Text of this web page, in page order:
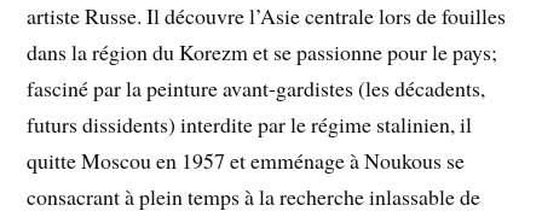
artiste Russe. Il découvre l’Asie centrale lors de fouilles
dans la région du Korezm et se passionne pour le pays;
fasciné par la peinture avant-gardistes (les décadents,
futurs dissidents) interdite par le régime stalinien, il
quitte Moscou en 1957 et emménage à Noukous se
consacrant à plein temps à la recherche inlassable de